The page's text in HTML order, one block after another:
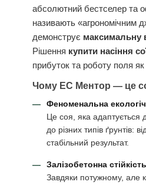
абсолютний бестселер та
називають «агрономічним
демонструє максимальну
Рішення купити насіння
прибуток та роботу поля
Чому ЕС Ментор — це
Феноменальна
Це соя, яка адаптується
до різних типів ґрунтів:
стабільний результат.
Залізобетонна
Завдяки потужному, але